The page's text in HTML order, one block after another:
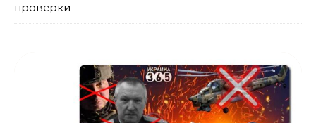
проверки